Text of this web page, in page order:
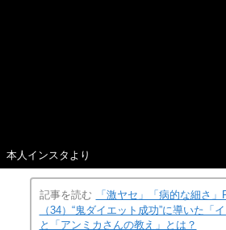
本人インスタより